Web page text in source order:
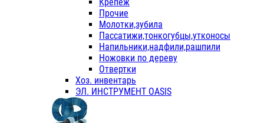
Прочие
Молотки,зубила
Пассатижи,тонкогубцы,утконосы
Напильники,надфили,рашпили
Ножовки по дереву
Отвертки
Хоз. инвентарь
ЭЛ. ИНСТРУМЕНТ OASIS